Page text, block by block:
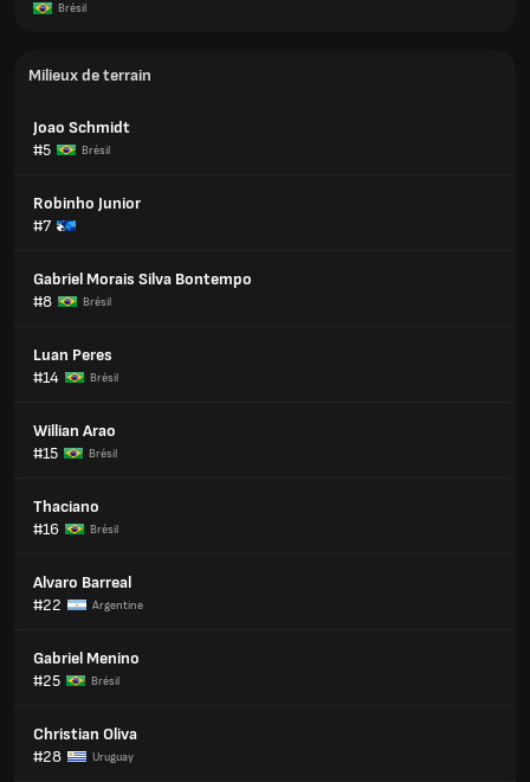
Brésil
Milieux de terrain
Joao Schmidt
#5
Brésil
Robinho Junior
#7
Gabriel Morais Silva Bontempo
#8
Brésil
Luan Peres
#14
Brésil
Willian Arao
#15
Brésil
Thaciano
#16
Brésil
Alvaro Barreal
#22
Argentine
Gabriel Menino
#25
Brésil
Christian Oliva
#28
Uruguay